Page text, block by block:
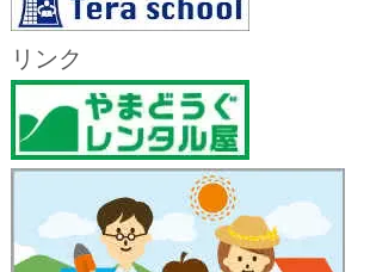
リンク